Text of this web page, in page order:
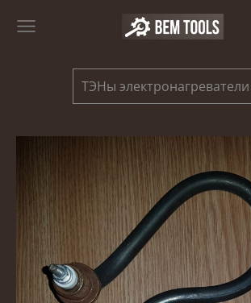
ТЭНы электронагреватели